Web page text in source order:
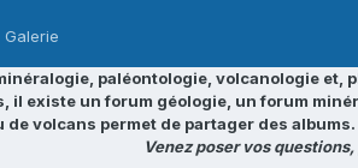
Galerie
paléontologie, volcanologie
existe un forum géologie, un forum
volcans permet de partager des
Venez poser vos